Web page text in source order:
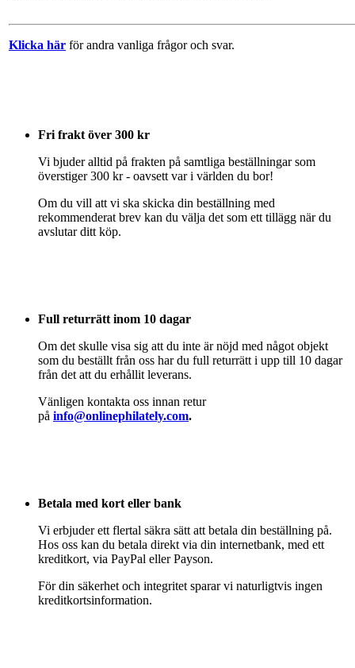
Klicka här för andra vanliga frågor och svar.
Fri frakt över 300 kr
Vi bjuder alltid på frakten på samtliga beställningar som
överstiger 300 kr - oavsett var i världen du bor!
Om du vill att vi ska skicka din beställning med
rekommenderat brev kan du välja det som ett tillägg när du
avslutar ditt köp.
Full returrätt inom 10 dagar
Om det skulle visa sig att du inte är nöjd med något objekt
som du beställt från oss har du full returrätt i upp till 10 dagar
från det att du erhållit leverans.
Vänligen kontakta oss innan retur
på info@onlinephilately.com.
Betala med kort eller bank
Vi erbjuder ett flertal säkra sätt att betala din beställning på.
Hos oss kan du betala direkt via din internetbank, med ett
kreditkort, via PayPal eller Payson.
För din säkerhet och integritet sparar vi naturligtvis ingen
kreditkortsinformation.